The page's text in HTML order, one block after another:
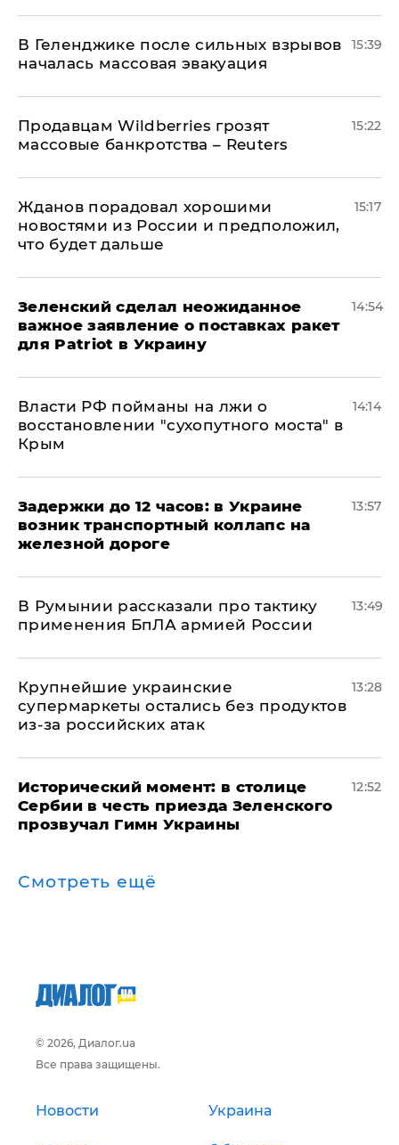
В Геленджике после сильных взрывов
началась массовая эвакуация
15:39
Продавцам Wildberries грозят
массовые банкротства – Reuters
15:22
Жданов порадовал хорошими
новостями из России и предположил,
что будет дальше
15:17
Зеленский сделал неожиданное
важное заявление о поставках ракет
для Patriot в Украину
14:54
Власти РФ пойманы на лжи о
восстановлении "сухопутного моста" в
Крым
14:14
Задержки до 12 часов: в Украине
возник транспортный коллапс на
железной дороге
13:57
В Румынии рассказали про тактику
применения БпЛА армией России
13:49
Крупнейшие украинские
супермаркеты остались без продуктов
из-за российских атак
13:28
Исторический момент: в столице
Сербии в честь приезда Зеленского
прозвучал Гимн Украины
12:52
Смотреть ещё
© 2026, Диалог.ua
Все права защищены.
Новости Украина